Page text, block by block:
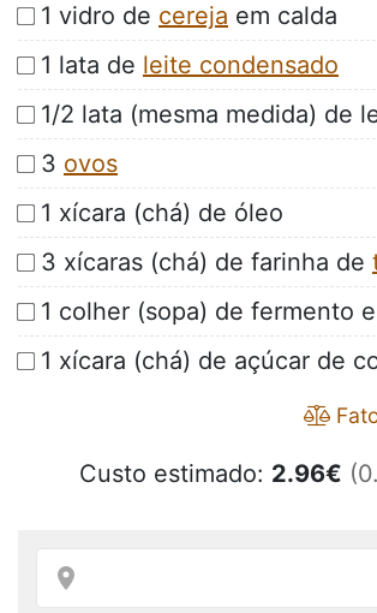
1 vidro de cereja em calda
1 lata de leite condensado
1/2 lata (mesma medida) de
3 ovos
1 xícara (chá) de óleo
3 xícaras (chá) de farinha de
1 colher (sopa) de fermento
1 xícara (chá) de açúcar de
Custo estimado: 2.96€